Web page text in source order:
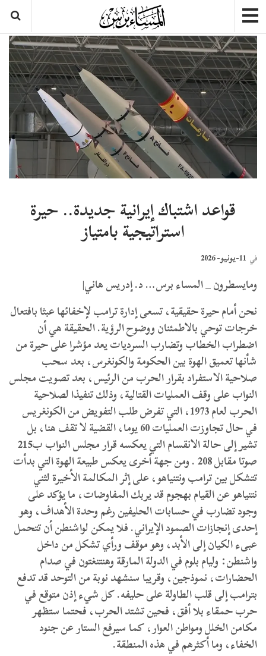
قواعد اشتباك إيرانية جديدة.. حيرة
استراتيجية بامتياز
في 11-يونيو- 2026
ومايسطرون _ المساء برس… د. إدريس هاني|
نحن أمام حيرة حقيقية، تسعى إدارة ترامب لإخفائها عبثا بافتعال
خرجات توحي بالاطمئنان ووضوح الرؤية. الحقيقة هي أن
اضطراب الخطاب وتضارب السرديات يعد مؤشرا على حيرة من
شأنها تعميق الهوة بين الحكومة والكونغرس، بعد سحب
صلاحية الاستفراد بقرار الحرب من الرئيس، بعد تصويت مجلس
النواب على وقف العمليات القتالية، وذلك تنفيذا لصلاحية
الحرب لعام 1973، التي تفرض طلب التفويض من الكونغريس
في حال تجاوزت العمليات 60 يوما، القضية لا تقف هنا، بل
تشير إلى حالة الانقسام التي يعكسه قرار مجلس النواب ب215
صوتا مقابل 208 . ومن جهة أخرى يعكس طبيعة الهوة التي بدأت
تتشكل بين ترامب ونتنياهو، على إثر المكالمة الأخيرة لثني
نتنياهو عن القيام بهجوم قد يربك المفاوضات، ما يؤكد على
وجود تضارب في حسابات الحليفين رغم وحدة الأهداف، وهو
إحدى إنجازات الصمود الإيراني. فلا يمكن لواشنطن أن تتحمل
عبىء الكيان إلى الأبد، وهو موقف ورأي تشكل من داخل
واشنطن: وليام بلوم في الدولة المارقة وهنتنغتون في صدام
الحضارات، نموذجين، وقريبا سنشهد نوبة من التوحد قد تدفع
بترامب إلى قلب الطاولة على حليفه. كل شيء إذن متوقع في
حرب حمقاء بلا أفق، فحين تشتد الحرب، فحتما ستظهر
مكامن الخلل ومواطن العوار، كما سيرفع الستار عن جنود
الخفاء، وما أكثرهم في هذه المنطقة.